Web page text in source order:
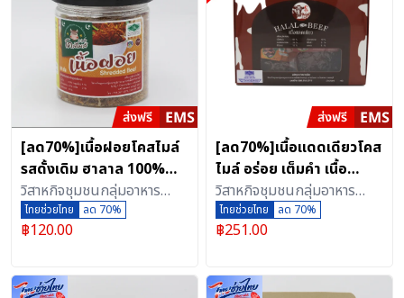
[ลด70%]เนื้อฝอยโคสไมล์
รสดั้งเดิม ฮาลาล 100%
คุณภาพพรีเมียมจาก
เพชรบุรี 130 กรัม
วิสาหกิจชุมชนกลุ่มอาหาร
แปรรูปอาหารฮาลาลเนื้อสัตว์
เพชรบุรี (ตลาดกลางเพชรบุรี
ไทยช่วยไทย ลด 70%
฿120.00
[ลด70%]เนื้อแดดเดียวโคส
ไมล์ อร่อย เต็มคำ เนื้อ
ปลอดสาร ที่เลี้ยงโดย
เกษตรกร แบบกล่อง (บรรจุ
2 ห่อ) เลือกรสได้
วิสาหกิจชุมชนกลุ่มอาหาร
แปรรูปอาหารฮาลาลเนื้อสัตว์
เพชรบุรี (ตลาดกลางเพชรบุรี
ไทยช่วยไทย ลด 70%
฿251.00